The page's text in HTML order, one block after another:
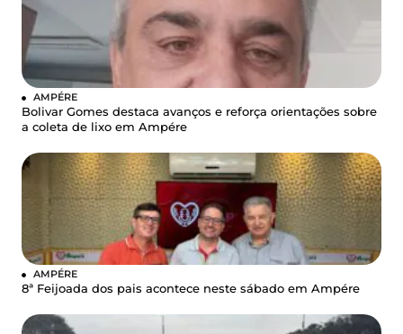
AMPÉRE
Bolivar Gomes destaca avanços e reforça orientações sobre
a coleta de lixo em Ampére
AMPÉRE
8ª Feijoada dos pais acontece neste sábado em Ampére